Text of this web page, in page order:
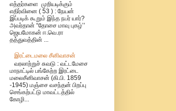
எத்தர்களை முறியடிக்கும்
எதிர்வினை ( 53 ) : நேயன்
இப்படிக் கூறும் இந்த நபர் யார்?
அவர்தான் “தோசை மாவு புகழ்’’
ஜெயமோகன் ஈ.வெ.ரா
தத்துவத்தின் ...
இரட்டைமலை சீனிவாசன்
வரலாற்றுச் சுவடு : வட்டமேசை
மாநாட்டில் பங்கேற்ற இரட்டை
மலைசீனிவாசன் (கி.பி. 1859
-1945) மஞ்சை வசந்தன் பிறப்பு
செங்கற்பட்டு மாவட்டத்தில்
கோழி...